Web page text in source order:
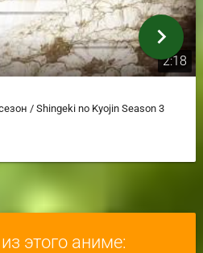
2:18
/ Shingeki no Kyojin Season 3
chevron_right
этого аниме: